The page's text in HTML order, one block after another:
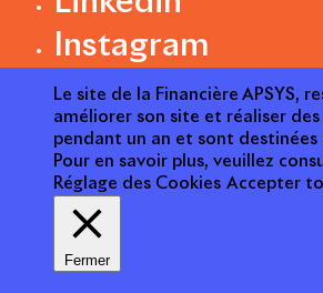
Instagram
Le site de la Financière APSYS,
améliorer son site et réaliser
pendant un an et sont destinées
Pour en savoir plus, veuillez
Réglage des Cookies Accepter
Fermer